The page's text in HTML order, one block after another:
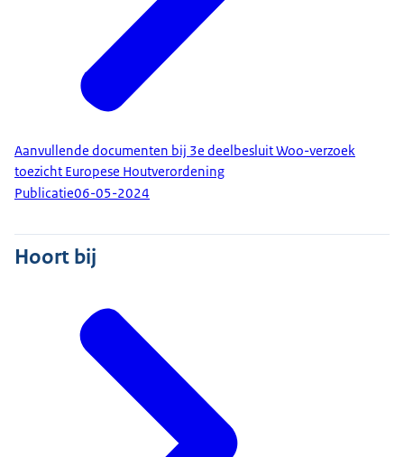
Aanvullende documenten bij 3e deelbesluit Woo-verzoek
toezicht Europese Houtverordening
Publicatie06-05-2024
Hoort bij